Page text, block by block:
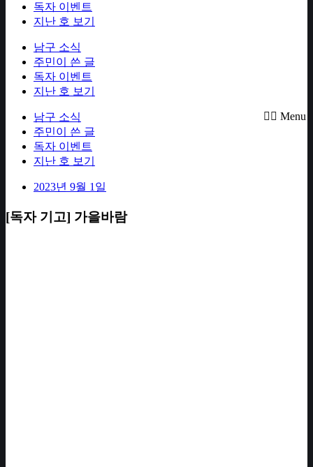
독자 이벤트
지난 호 보기
남구 소식
주민이 쓴 글
독자 이벤트
지난 호 보기
Menu
남구 소식
주민이 쓴 글
독자 이벤트
지난 호 보기
2023년 9월 1일
[독자 기고] 가을바람